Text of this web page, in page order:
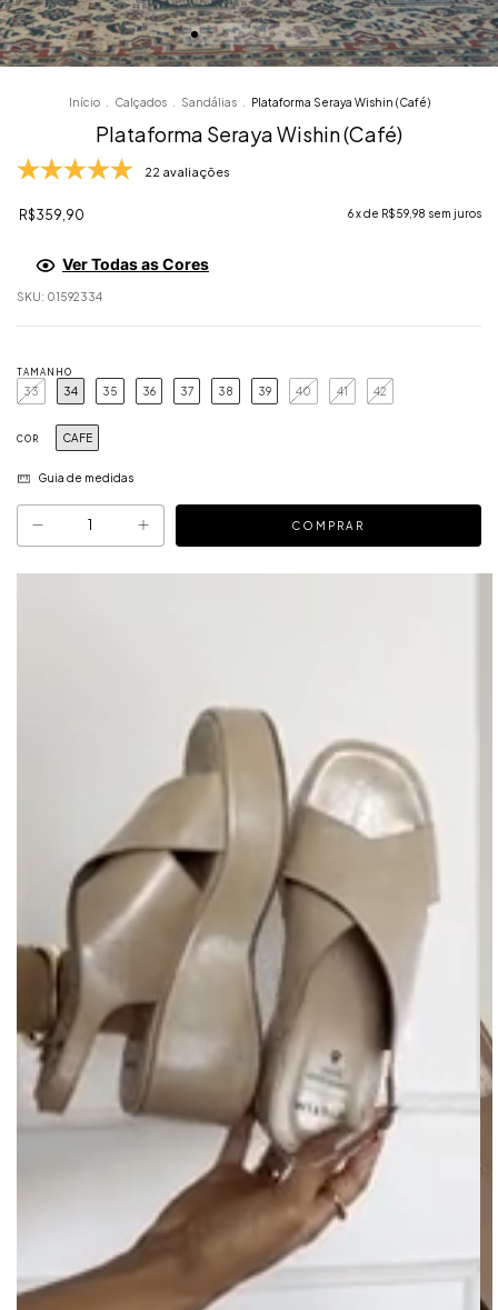
Início Calçados Sandálias Plataforma Seraya Wishin (Café)
Plataforma Seraya Wishin (Café)
22 avaliações
R$359,90 6x de R$59,98 sem juros
Ver Todas as Cores
SKU: 01592334
TAMANHO
33 34 35 36 37 38 39 40 41 42
COR CAFE
Guia de medidas